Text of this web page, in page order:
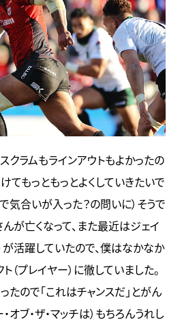
クラムもラインアウトもよかったの
てもっともっとよくしていきたいで
気合いが入った？の問いに）そうで
んが亡くなって、また最近はジェイ
が活躍していたので、僕はなかなか
（プレイヤー）に徹していました。
たので「これはチャンスだ」とがん
オブ・ザ・マッチは）もちろんうれし